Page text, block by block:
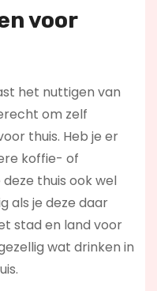
voor
het nuttigen van
om zelf
thuis. Heb je er
koffie- of
thuis ook wel
als je deze daar
stad en land voor
wat drinken in